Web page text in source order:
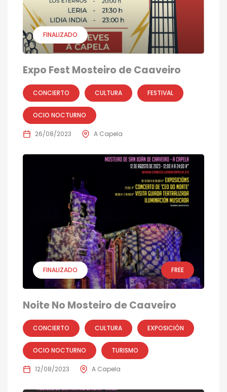
FINALIZADO
Expo Fest Mosteiro de Caaveiro
CONCIERTO CULTURA FESTIVAL
OCIO NOCTURNO
26/08/2023 A Capela
FINALIZADO FREE
Noite No Mosteiro de Caaveiro
CONCIERTO CULTURA EXPOSICIÓN
OCIO NOCTURNO TURISMO
12/08/2023 A Capela